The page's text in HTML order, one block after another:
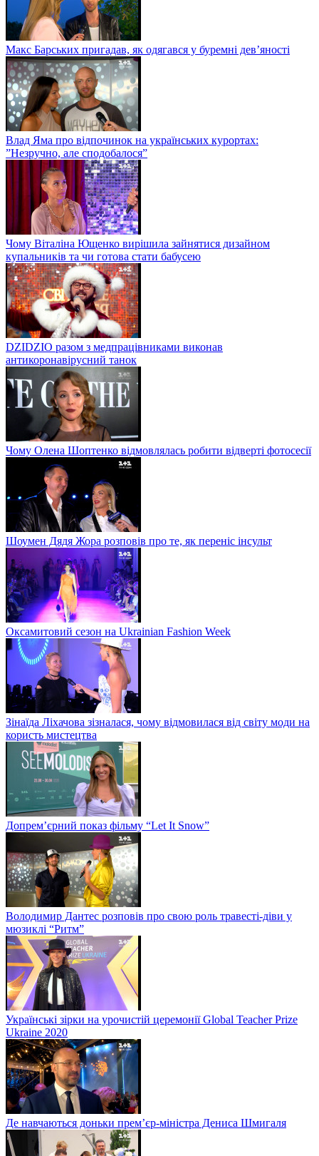
Макс Барських пригадав, як одягався у буремні дев’яності
Влад Яма про відпочинок на українських курортах:
”Незручно, але сподобалося”
Чому Віталіна Ющенко вирішила зайнятися дизайном
купальників та чи готова стати бабусею
DZIDZIO разом з медпрацівниками виконав
антикоронавірусний танок
Чому Олена Шоптенко відмовлялась робити відверті фотосесії
Шоумен Дядя Жора розповів про те, як переніс інсульт
Оксамитовий сезон на Ukrainian Fashion Week
Зінаїда Ліхачова зізналася, чому відмовилася від світу моди на
користь мистецтва
Допрем’єрний показ фільму “Let It Snow”
Володимир Дантес розповів про свою роль травесті-діви у
мюзиклі “Ритм”
Українські зірки на урочистій церемонії Global Teacher Prize
Ukraine 2020
Де навчаються доньки прем’єр-міністра Дениса Шмигаля